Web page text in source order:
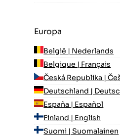
Europa
België | Nederlands
Belgique | Français
Česká Republika |
Deutschland |
España | Español
Finland | English
Suomi | Suomalainen